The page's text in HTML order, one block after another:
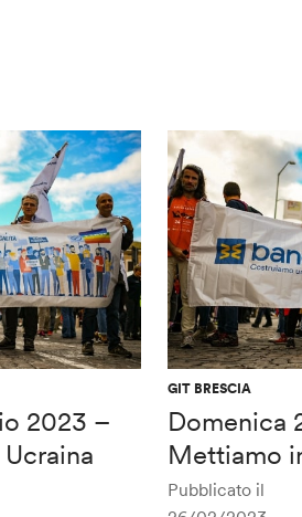
2023 –
GIT BRESCIA
Domenica
Mettiamo
Pubblicato il